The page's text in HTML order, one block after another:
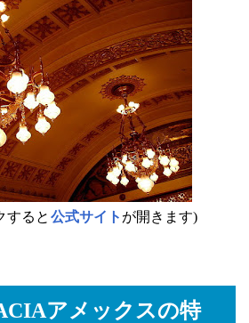
すると 公式サイト が開きます)
アメックスの特